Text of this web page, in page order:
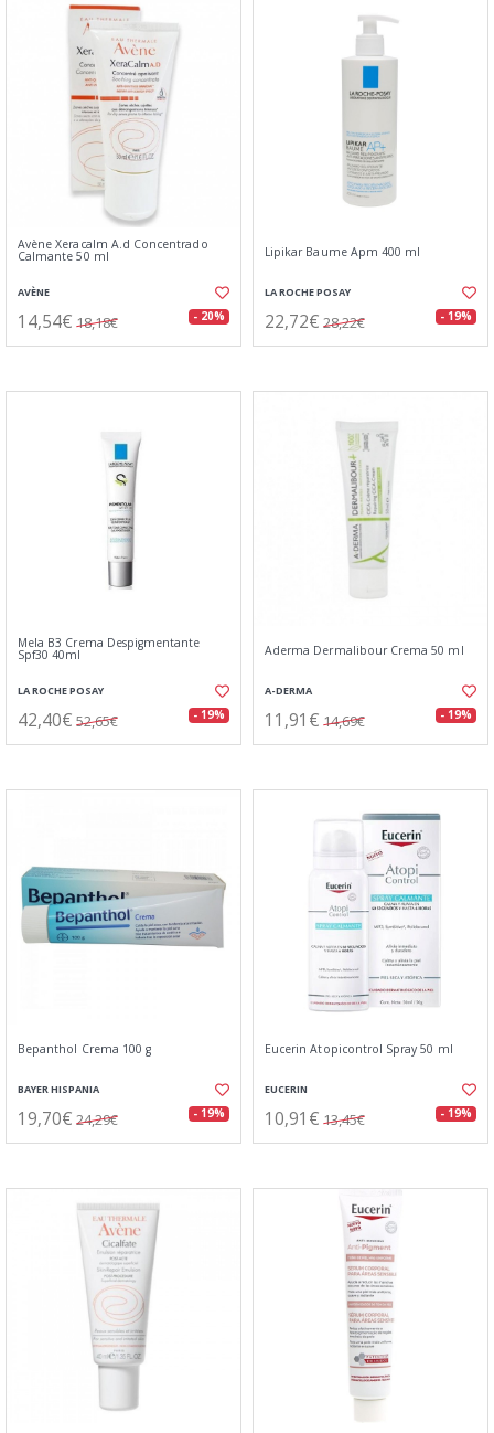
Avène Xeracalm A.d Concentrado
Calmante 50 ml
AVÈNE
14,54€ 18,18€ - 20%
Lipikar Baume Apm 400 ml
LA ROCHE POSAY
22,72€ 28,22€ - 19%
Mela B3 Crema Despigmentante
Spf30 40ml
LA ROCHE POSAY
42,40€ 52,65€ - 19%
Aderma Dermalibour Crema 50 ml
A-DERMA
11,91€ 14,69€ - 19%
Bepanthol Crema 100 g
BAYER HISPANIA
19,70€ 24,29€ - 19%
Eucerin Atopicontrol Spray 50 ml
EUCERIN
10,91€ 13,45€ - 19%